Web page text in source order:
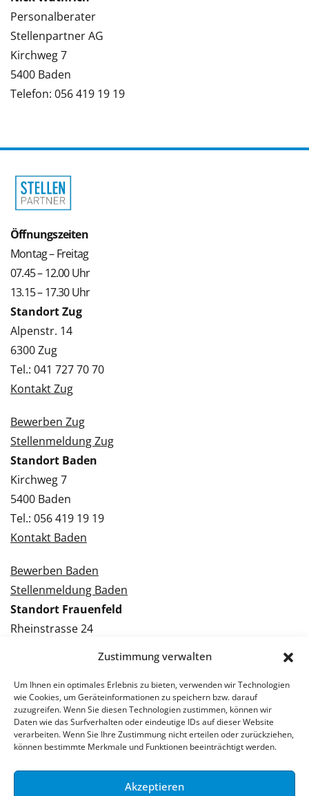
Zustimmung verwalten
Um Ihnen ein optimales Erlebnis zu bieten, verwenden wir Technologien
wie Cookies, um Geräteinformationen zu speichern bzw. darauf
zuzugreifen. Wenn Sie diesen Technologien zustimmen, können wir
Daten wie das Surfverhalten oder eindeutige IDs auf dieser Website
verarbeiten. Wenn Sie Ihre Zustimmung nicht erteilen oder zurückziehen,
können bestimmte Merkmale und Funktionen beeinträchtigt werden.
Akzeptieren
Personalberater
Stellenpartner AG
Kirchweg 7
5400 Baden
Telefon: 056 419 19 19
Öffnungszeiten
Montag – Freitag
07.45 – 12.00 Uhr
13.15 – 17.30 Uhr
Standort Zug
Alpenstr. 14
6300 Zug
Tel.: 041 727 70 70
Kontakt Zug
Bewerben Zug
Stellenmeldung Zug
Standort Baden
Kirchweg 7
5400 Baden
Tel.: 056 419 19 19
Kontakt Baden
Bewerben Baden
Stellenmeldung Baden
Standort Frauenfeld
Rheinstrasse 24
Kontakt Frauenfeld
Bewerben Frauenfeld
Stellenmeldung Frauenfeld